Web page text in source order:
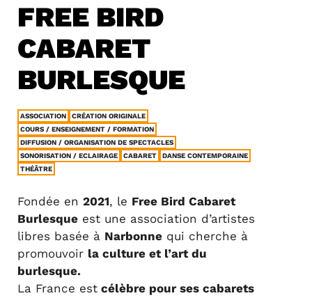
FREE BIRD
CABARET
BURLESQUE
ASSOCIATION
CRÉATION ORIGINALE
COURS / ENSEIGNEMENT / FORMATION
DIFFUSION / ORGANISATION DE SPECTACLES
SONORISATION / ECLAIRAGE
CABARET
DANSE CONTEMPORAINE
THÉÂTRE
Fondée en 2021, le Free Bird Cabaret
Burlesque est une association d’artistes
libres basée à Narbonne qui cherche à
promouvoir la culture et l’art du
burlesque.
La France est célèbre pour ses cabarets